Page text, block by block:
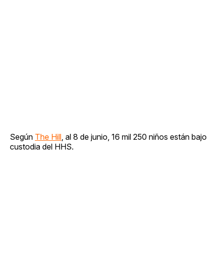
Según The Hill , al 8 de junio, 16 mil 250 niños están bajo
custodia del HHS.